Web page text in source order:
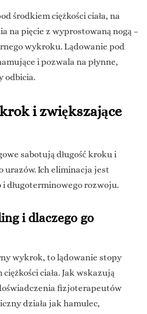
środkiem ciężkości ciała, na
na pięcie z wyprostowaną nogą –
wykroku. Lądowanie pod
i pozwala na płynne,
odbicia.
i zwiększające
sabotują długość kroku i
urazów. Ich eliminacja jest
długoterminowego rozwoju.
i dlaczego go
wykrok, to lądowanie stopy
ciała. Jak wskazują
fizjoterapeutów
działa jak hamulec,